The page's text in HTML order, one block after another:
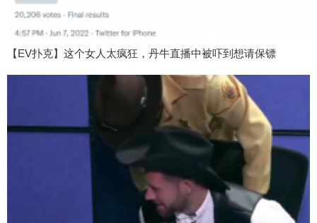
【EV扑克】这个女人太疯狂，丹牛直播中被吓到想请保镖